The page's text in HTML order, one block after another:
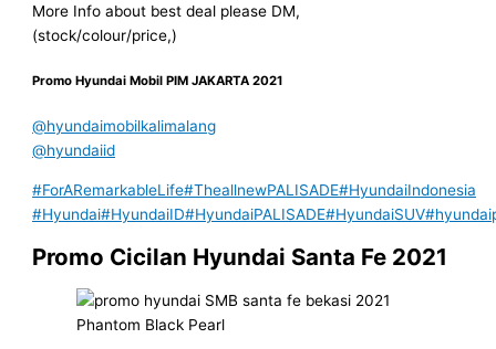
More Info about best deal please DM,
(stock/colour/price,)
Promo Hyundai Mobil PIM JAKARTA 2021
@hyundaimobilkalimalang
@hyundaiid
#ForARemarkableLife#TheallnewPALISADE#HyundaiIndonesia
#Hyundai#HyundaiID#HyundaiPALISADE#HyundaiSUV
Promo Cicilan Hyundai Santa Fe 2021
Phantom Black Pearl